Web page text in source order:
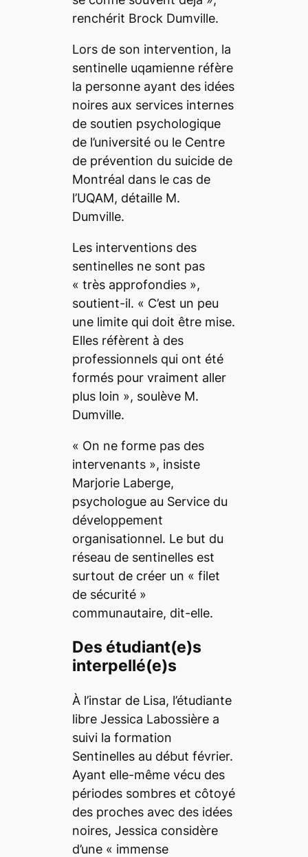
renchérit Brock Dumville.
Lors de son intervention, la
sentinelle uqamienne réfère
la personne ayant des idées
noires aux services internes
de soutien psychologique
de l’université ou le Centre
de prévention du suicide de
Montréal dans le cas de
l’UQAM, détaille M.
Dumville.
Les interventions des
sentinelles ne sont pas
« très approfondies »,
soutient-il. « C’est un peu
une limite qui doit être mise.
Elles réfèrent à des
professionnels qui ont été
formés pour vraiment aller
plus loin », soulève M.
Dumville.
« On ne forme pas des
intervenants », insiste
Marjorie Laberge,
psychologue au Service du
développement
organisationnel. Le but du
réseau de sentinelles est
surtout de créer un « filet
de sécurité »
communautaire, dit-elle.
Des étudiant(e)s
interpellé(e)s
À l’instar de Lisa, l’étudiante
libre Jessica Labossière a
suivi la formation
Sentinelles au début février.
Ayant elle-même vécu des
périodes sombres et côtoyé
des proches avec des idées
noires, Jessica considère
d’une « immense